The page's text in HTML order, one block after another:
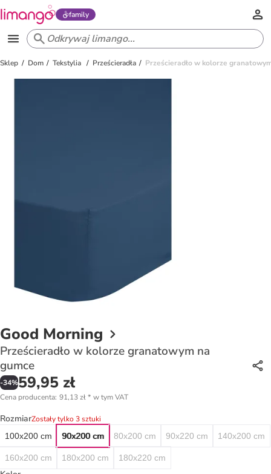
family
Sklep Dom Tekstylia Prześcieradła Prześcieradło w kolorze
Good Morning
Prześcieradło w kolorze granatowym na
gumce
-34%59,95 zł
Cena producenta: 91,13 zł* w tym VAT
RozmiarZostały tylko 3 sztuki
100x200 cm
90x200 cm 80x200 cm 90x220 cm 140x200 cm
160x200 cm 180x200 cm 180x220 cm